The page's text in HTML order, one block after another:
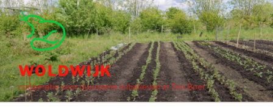
Ga
naar
de
inhoud
WOLDWIJK
coöperatie voor duurzame initiatieven in Ten Boer